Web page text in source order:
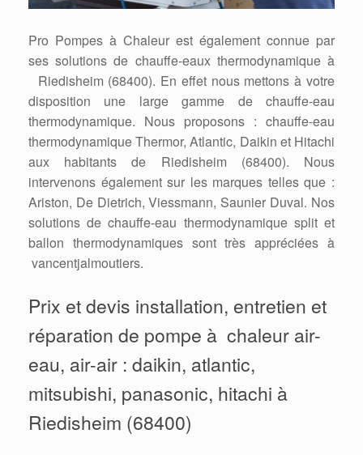
Pro Pompes à Chaleur est également connue par
ses solutions de chauffe-eaux thermodynamique à
Riedisheim (68400). En effet nous mettons à votre
disposition une large gamme de chauffe-eau
thermodynamique. Nous proposons : chauffe-eau
thermodynamique Thermor, Atlantic, Daikin et Hitachi
aux habitants de Riedisheim (68400). Nous
intervenons également sur les marques telles que :
Ariston, De Dietrich, Viessmann, Saunier Duval. Nos
solutions de chauffe-eau thermodynamique split et
ballon thermodynamiques sont très appréciées à
vancentjalmoutiers.
Prix et devis installation, entretien et
réparation de pompe à chaleur air-
eau, air-air : daikin, atlantic,
mitsubishi, panasonic, hitachi à
Riedisheim (68400)